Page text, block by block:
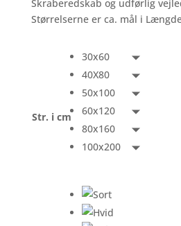
Skraberedskab og udførlig
Størrelserne er ca. mål i
Str. i cm
30x60
40X80
50x100
60x120
80x160
100x200